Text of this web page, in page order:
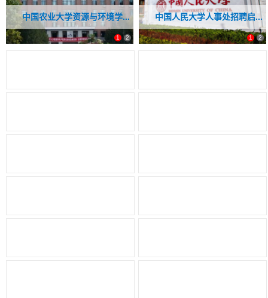
外交学院2023年博士后招聘... 中国农业大学资源与环境学...
1 2
... 中国人民大学人事处招聘启... 北京电子科技职业学院公开
1 2
重庆医科大学2023年公开招... 武汉特聘教授李纲课题组
中山大学2023年人才招聘